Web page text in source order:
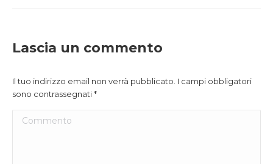
Lascia un commento
Il tuo indirizzo email non verrà pubblicato. I campi obbligatori
sono contrassegnati*
Commento